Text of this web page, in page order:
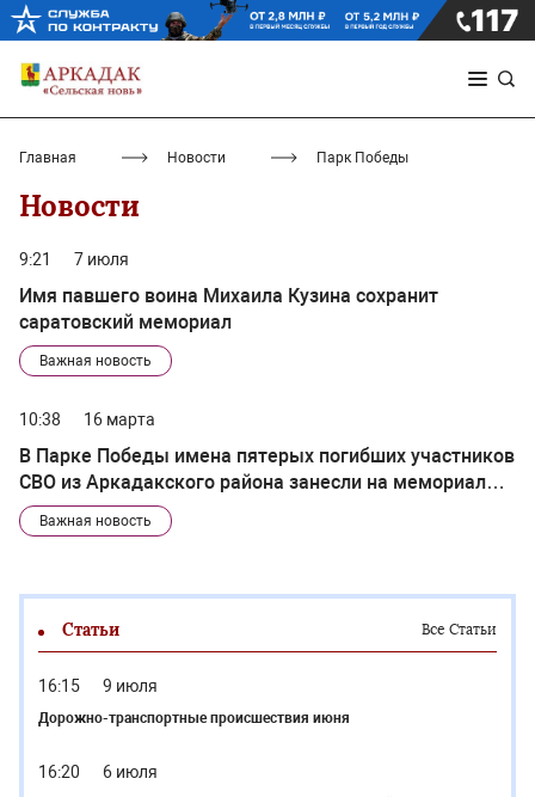
Главная Новости Парк Победы
Новости
9:21 7 июля
Имя павшего воина Михаила Кузина сохранит
саратовский мемориал
Важная новость
10:38 16 марта
В Парке Победы имена пятерых погибших участников
СВО из Аркадакского района занесли на мемориал
памяти
Важная новость
Статьи Все Статьи
16:15 9 июля
Дорожно-транспортные происшествия июня
16:20 6 июля